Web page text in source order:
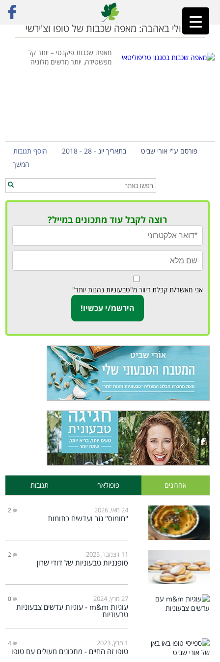
ראשי»טופו פיקנטי
מטריפולי באהבה: מאפה שכבות של טופו וצ'ירשי
מאפה שכבות פיקנטי – יותר קל
מפשטידה, יותר מרשים מלזניה
פורסם ע"י אורי שביט בתאריך יונ - 28 - 2018
הוסף תגובות
המשך
רוצה לקבל עוד מתכונים במייל?
אני מאשר/ת קבלת דיוור מ"טבעוניות נהנות יותר"
אחרונים פופולארי תגובות
24 מאי, 2026 2
"חומוס" גזר ועדשים כתומות
11 דצמבר, 2025 2
סופגניות טבעוניות של דודי שרון
27 מרץ, 2024 0
עוגיות m&m - עוגיות עדשים צבעוניות
טבעוניות
1 מרץ, 2023 4
טופו זה החיים - מתכונים מעולים עם טופו